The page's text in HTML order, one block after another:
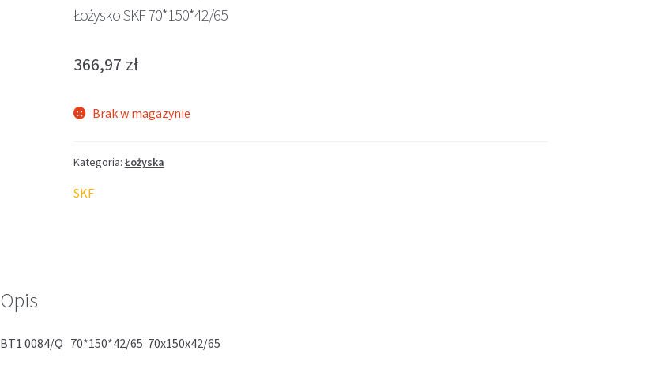
Łożysko SKF 70*150*42/65
366,97 zł
Brak w magazynie
Kategoria: Łożyska
SKF
Opis
BT1 0084/Q 70*150*42/65 70x150x42/65